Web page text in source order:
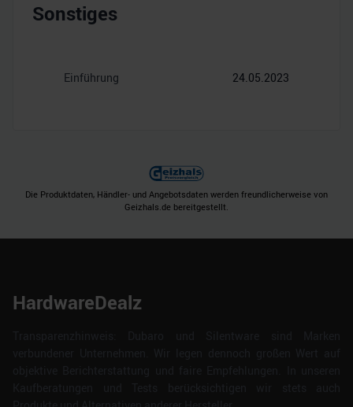
Sonstiges
Einführung 24.05.2023
Die Produktdaten, Händler- und Angebotsdaten werden freundlicherweise von
Geizhals.de bereitgestellt.
HardwareDealz